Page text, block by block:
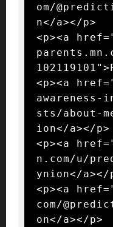
om/
n</a></p>
<p><a
<p><a
sts/about-
ion</a></p>
<p><a
n.com/u/
ynion</a></
<p><a
com/
on</a></p>